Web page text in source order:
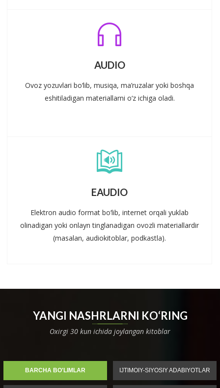
AUDIO
Ovoz yozuvlari bo‘lib, musiqa, ma’ruzalar yoki boshqa
eshitiladigan materiallarni o‘z ichiga oladi.
EAUDIO
Elektron audio format bo‘lib, internet orqali yuklab
olinadigan yoki onlayn tinglanadigan ovozli materiallardir
(masalan, audiokitoblar, podkastla).
YANGI NASHRLARNI KO‘RING
Oxirgi 30 kun ichida joylangan kitoblar
BARCHA BO'LIMLAR IJTIMOIY-SIYOSIY ADABIYOTLAR